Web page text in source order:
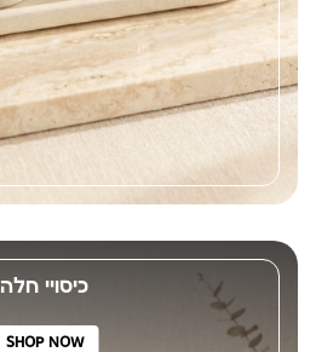
כיסויי חלה
SHOP NOW